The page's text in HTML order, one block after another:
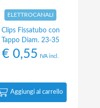
ELETTROCANALI
Clips Fissatubo con
Tappo Diam. 23-35
€ 0,55 IVA incl.
Aggiungi al carrello